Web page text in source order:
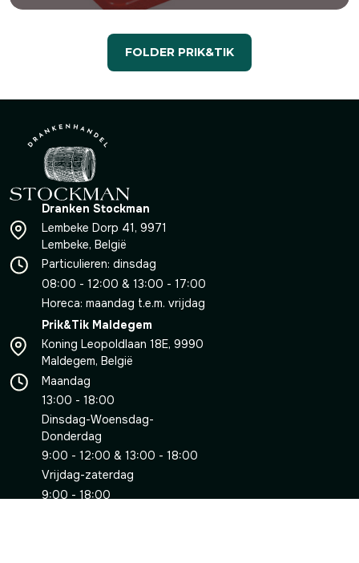
FOLDER PRIK&TIK
Dranken Stockman
Lembeke Dorp 41, 9971
Lembeke, België
Particulieren: dinsdag
08:00 - 12:00 & 13:00 - 17:00
Horeca: maandag t.e.m. vrijdag
Prik&Tik Maldegem
Koning Leopoldlaan 18E, 9990
Maldegem, België
Maandag
13:00 - 18:00
Dinsdag-Woensdag-
Donderdag
9:00 - 12:00 & 13:00 - 18:00
Vrijdag-zaterdag
9:00 - 18:00